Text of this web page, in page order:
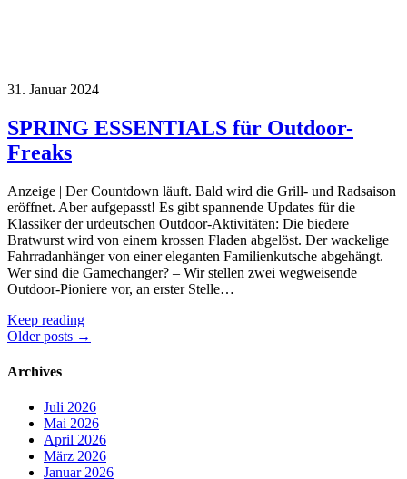
31. Januar 2024
SPRING ESSENTIALS für Outdoor-
Freaks
Anzeige | Der Countdown läuft. Bald wird die Grill- und Radsaison
eröffnet. Aber aufgepasst! Es gibt spannende Updates für die
Klassiker der urdeutschen Outdoor-Aktivitäten: Die biedere
Bratwurst wird von einem krossen Fladen abgelöst. Der wackelige
Fahrradanhänger von einer eleganten Familienkutsche abgehängt.
Wer sind die Gamechanger? – Wir stellen zwei wegweisende
Outdoor-Pioniere vor, an erster Stelle…
Keep reading
Posts
navigation
Older posts →
Archives
Juli 2026
Mai 2026
April 2026
März 2026
Januar 2026